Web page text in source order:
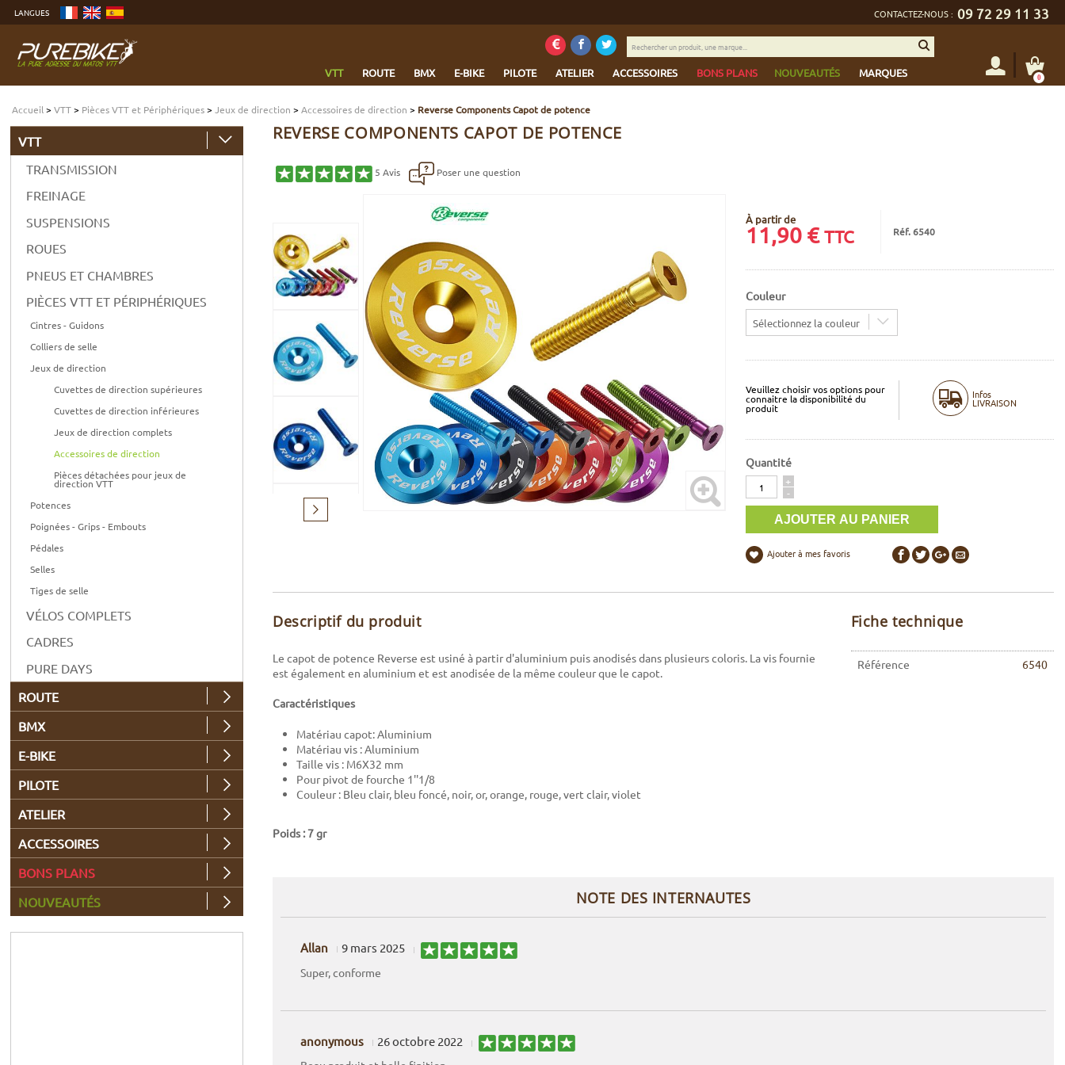
contenu
menu
Aller
CONTACTEZ-NOUS : 09 72 29 11 33
LANGUES
VTT ROUTE BMX E-BIKE PILOTE ATELIER ACCESSOIRES BONS PLANS NOUVEAUTÉS MARQUES
Rechercher
un
une
marque...
0
Accueil >VTT> Pièces VTT et Périphériques>Jeux de direction >Accessoires de direction > Reverse Components Capot de potence
REVERSE COMPONENTS CAPOT DE POTENCE
5 Avis Poser une question
Suivant
À partir de
11,90€ TTC Réf. 6540
Couleur
Sélectionnez la couleur
Veuillez choisir vos options pour
connaitre la disponibilité du
produit
Infos
LIVRAISON
Quantité
Quantité
+
-
Ajouter à mes favoris
Descriptif du produit
Le capot de potence Reverse est usiné à partir d'aluminium puis anodisés dans plusieurs coloris. La vis fournie
est également en aluminium et est anodisée de la même couleur que le capot.
Caractéristiques
Matériau capot: Aluminium
Matériau vis : Aluminium
Taille vis : M6X32 mm
Pour pivot de fourche 1''1/8
Couleur : Bleu clair, bleu foncé, noir, or, orange, rouge, vert clair, violet
Poids : 7 gr
Fiche technique
Référence 6540
NOTE DES INTERNAUTES
Allan 9 mars 2025
Super, conforme
anonymous 26 octobre 2022
VTT
TRANSMISSION
FREINAGE
SUSPENSIONS
ROUES
PNEUS ET CHAMBRES
PIÈCES VTT ET PÉRIPHÉRIQUES
Cintres - Guidons
Colliers de selle
Jeux de direction
Cuvettes de direction supérieures
Cuvettes de direction inférieures
Jeux de direction complets
Accessoires de direction
Pièces détachées pour jeux de
direction VTT
Potences
Poignées - Grips - Embouts
Pédales
Selles
Tiges de selle
VÉLOS COMPLETS
CADRES
PURE DAYS
ROUTE
BMX
E-BIKE
PILOTE
ATELIER
ACCESSOIRES
BONS PLANS
NOUVEAUTÉS